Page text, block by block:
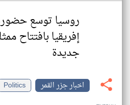
روسيا توسع
جديدة
اخبار جزر القمر
Politics